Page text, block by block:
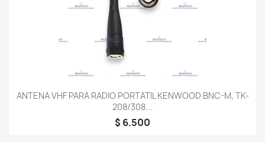
ANTENA VHF PARA RADIO PORTATIL KENWOOD BNC-M, TK-
208/308...
$ 6.500